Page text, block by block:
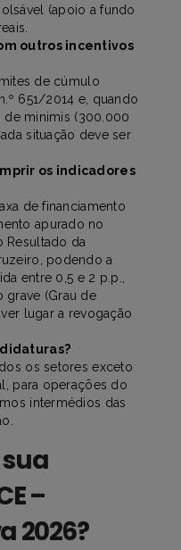
(apoio a fundo
outros incentivos
de cúmulo
651/2014 e, quando
de minimis (300.000
situação deve ser
os indicadores
de financiamento
apurado no
Resultado da
podendo a
entre 0,5 e 2 p.p.,
grave (Grau de
lugar a revogação
os setores exceto
para operações do
intermédios das
–
2026?